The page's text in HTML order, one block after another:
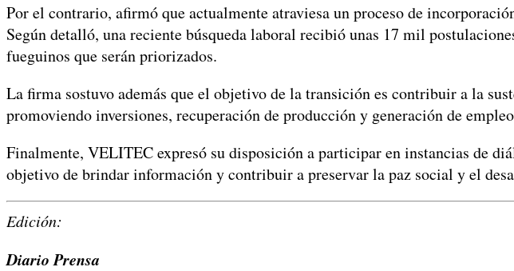
Por el contrario, afirmó que actualmente atraviesa un proceso de
Según detalló, una reciente búsqueda laboral recibió unas 17 mil
fueguinos que serán priorizados.
La firma sostuvo además que el objetivo de la transición es contribuir a la
promoviendo inversiones, recuperación de producción y generación de
Finalmente, VELITEC expresó su disposición a participar en instancias de
objetivo de brindar información y contribuir a preservar la paz social y el
Edición:
Diario Prensa